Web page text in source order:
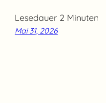
Lesedauer 2 Minuten
Mai 31, 2026